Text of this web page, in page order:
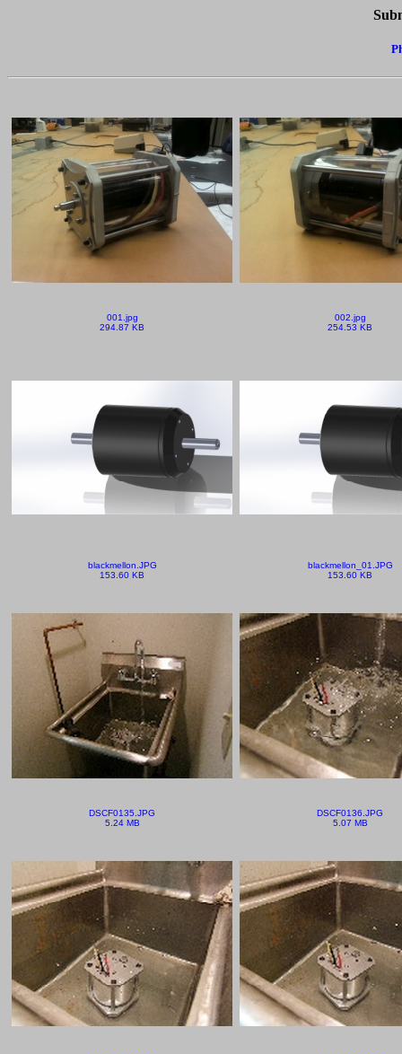
001.jpg
294.87 KB
002.jpg
254.53 KB
blackmellon.JPG
153.60 KB
blackmellon_01.JPG
153.60 KB
DSCF0135.JPG
5.24 MB
DSCF0136.JPG
5.07 MB